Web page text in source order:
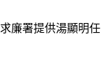
廉署提供湯顯明任